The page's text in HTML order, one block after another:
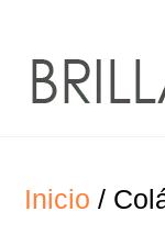
content
Inicio /